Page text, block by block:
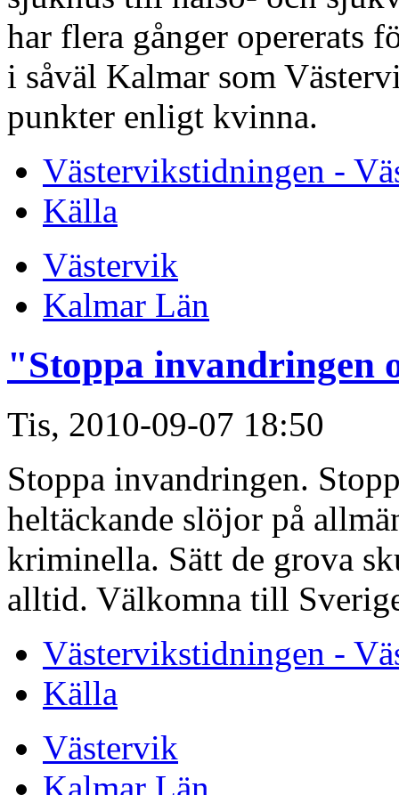
har flera gånger opererats
i såväl Kalmar som
punkter enligt kvinna.
Västervikstidningen -
Källa
Västervik
Kalmar Län
"Stoppa invandringen
Tis, 2010-09-07 18:50
Stoppa invandringen.
heltäckande slöjor på
kriminella. Sätt de grova
alltid. Välkomna till
Västervikstidningen -
Källa
Västervik
Kalmar Län